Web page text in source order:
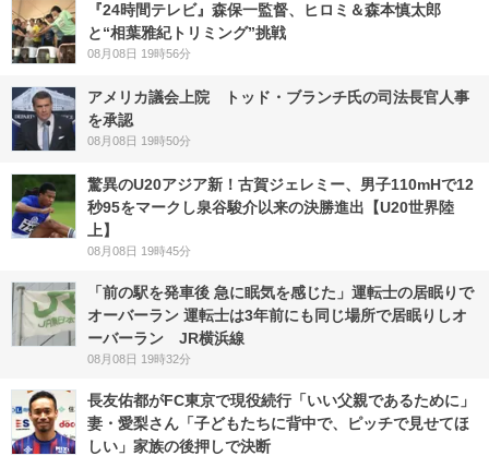
『24時間テレビ』森保一監督、ヒロミ＆森本慎太郎
と“相葉雅紀トリミング”挑戦
08月08日 19時56分
アメリカ議会上院 トッド・ブランチ氏の司法長官人事
を承認
08月08日 19時50分
驚異のU20アジア新！古賀ジェレミー、男子110mHで12
秒95をマークし泉谷駿介以来の決勝進出【U20世界陸
上】
08月08日 19時45分
「前の駅を発車後 急に眠気を感じた」運転士の居眠りで
オーバーラン 運転士は3年前にも同じ場所で居眠りしオ
ーバーラン JR横浜線
08月08日 19時32分
長友佑都がFC東京で現役続行「いい父親であるために」
妻・愛梨さん「子どもたちに背中で、ピッチで見せてほ
しい」家族の後押しで決断